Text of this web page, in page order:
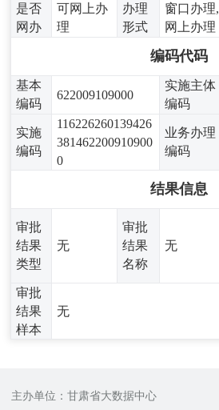
是否
网办
可网上办
理
办理
形式
窗口办理,
网上办理
编码代码
基本
编码
622009109000
实施主体
编码
实施
编码
116226260139426
381462200910900
0
业务办理
编码
结果信息
审批
结果
类型
无
审批
结果
名称
无
审批
结果
样本
无
主办单位：甘肃省大数据中心